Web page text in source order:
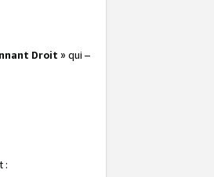
Droit » qui –
: